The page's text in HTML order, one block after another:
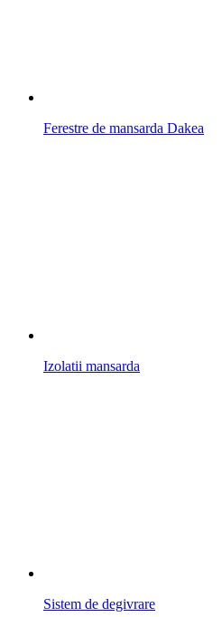
Ferestre de mansarda Dakea
Izolatii mansarda
Sistem de degivrare